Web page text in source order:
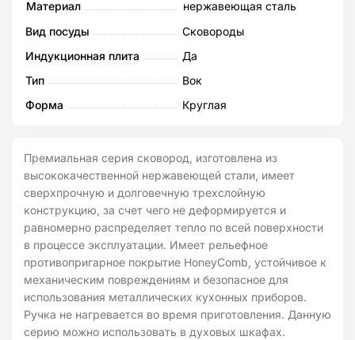
триплай,
антипригарное
покрытие,
индукция,
с
крышкой
Kohen
Материал
нержавеющая сталь
Вид посуды
Сковороды
Индукционная плита
Да
Тип
Вок
Форма
Круглая
Премиальная серия сковород, изготовлена ​​из
высококачественной нержавеющей стали, имеет
сверхпрочную и долговечную трехслойную
конструкцию, за счет чего не деформируется и
равномерно распределяет тепло по всей поверхности
в процессе эксплуатации. Имеет рельефное
противопригарное покрытие HoneyComb, устойчивое к
механическим повреждениям и безопасное для
использования металлических кухонных приборов.
Ручка не нагревается во время приготовления. Данную
серию можно использовать в духовых шкафах.